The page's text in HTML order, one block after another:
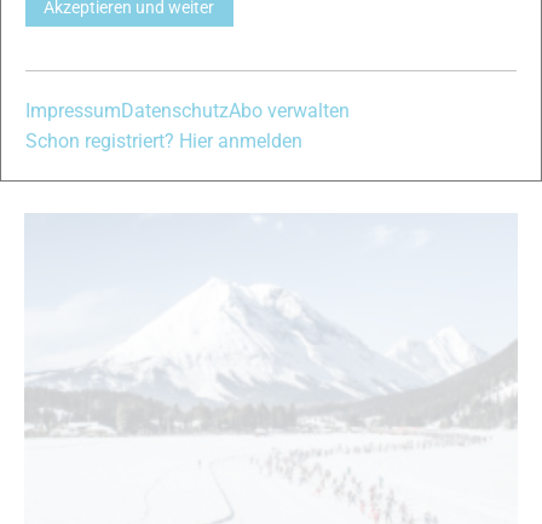
Ergebnisse Ganghoferlauf Leutasch
Ergebnisse|Skimarathon Ergebnisse|Skimarathons
Mario Felgenhauer
1. März 2020
Hier findet ihr die Ergebnisse des 50. Ganghoferlaufs 2020 im
Akzeptieren und weiter
Impressum DatenschutzAbo verwalten
Schon registriert? Hier anmelden